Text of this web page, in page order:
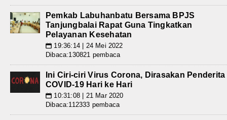
Pemkab Labuhanbatu Bersama BPJS
Tanjungbalai Rapat Guna Tingkatkan
Pelayanan Kesehatan
📅 19:36:14 | 24 Mei 2022
Dibaca:130821 pembaca
Ini Ciri-ciri Virus Corona, Dirasakan Penderita
COVID-19 Hari ke Hari
📅 10:31:08 | 21 Mar 2020
Dibaca:112333 pembaca